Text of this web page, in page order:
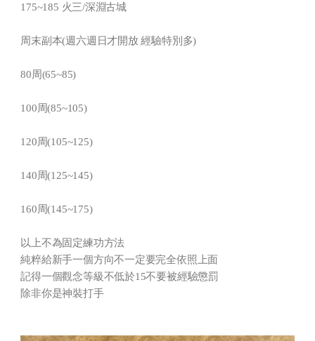
175~185 火三/深淵古城
周末副本(週六週日才開放 經驗特別多)
80周(65~85)
100周(85~105)
120周(105~125)
140周(125~145)
160周(145~175)
以上不為固定練功方法
純粹給新手一個方向不一定要完全依照上面
記得一個觀念等級不低於15不要被經驗懲罰
除非你是神裝打手